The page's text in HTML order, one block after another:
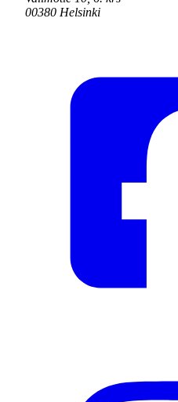
00380 Helsinki